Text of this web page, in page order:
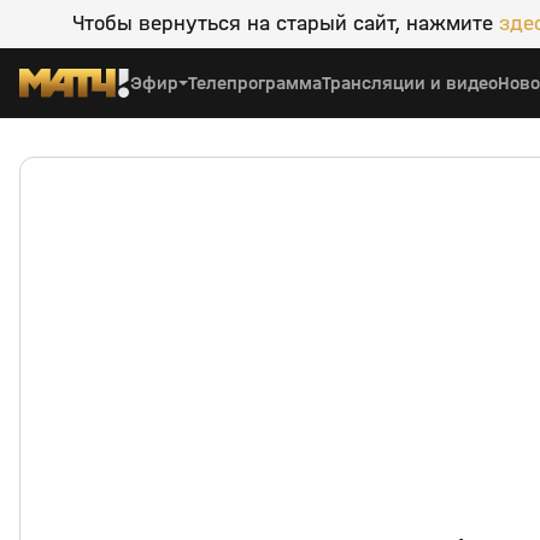
Чтобы вернуться на старый сайт, нажмите
Эфир ТелепрограммаТрансляции и видео
29 июл